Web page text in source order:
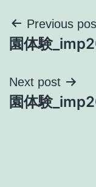
投
稿
ナ
ビ
Previous
園体験
Next post
園体験